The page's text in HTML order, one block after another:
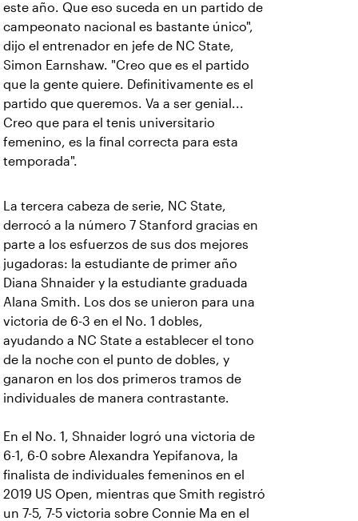
este año. Que eso suceda en un partido de
campeonato nacional es bastante único",
dijo el entrenador en jefe de NC State,
Simon Earnshaw. "Creo que es el partido
que la gente quiere. Definitivamente es el
partido que queremos. Va a ser genial...
Creo que para el tenis universitario
femenino, es la final correcta para esta
temporada".
La tercera cabeza de serie, NC State,
derrocó a la número 7 Stanford gracias en
parte a los esfuerzos de sus dos mejores
jugadoras: la estudiante de primer año
Diana Shnaider y la estudiante graduada
Alana Smith. Los dos se unieron para una
victoria de 6-3 en el No. 1 dobles,
ayudando a NC State a establecer el tono
de la noche con el punto de dobles, y
ganaron en los dos primeros tramos de
individuales de manera contrastante.
En el No. 1, Shnaider logró una victoria de
6-1, 6-0 sobre Alexandra Yepifanova, la
finalista de individuales femeninos en el
2019 US Open, mientras que Smith registró
un 7-5, 7-5 victoria sobre Connie Ma en el